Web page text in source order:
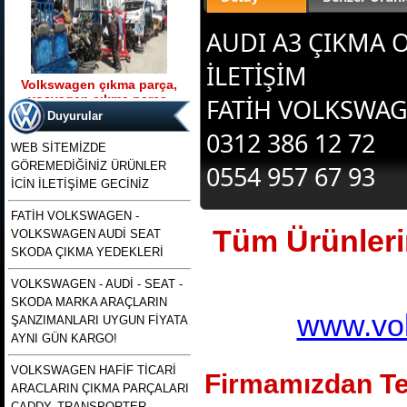
Volkswagen çıkma parça,
vosvagen çıkma parça,
wosvagen çıkma parça,
woswagen çıkma parça, vw
çıkma p
Ürün Kodu : t5 kasa transporter 2500 tdı
130 beygirlik çıkma motor
t5 kasa transporter 2500 tdı
130 beygirlik çıkma motor
2000 2001 2002 modellere uyumlu
çıkma merkezi kilit pompası , polo
merkezi kilit motoru, polo classıc ve
heşbekler icin merkezi kilit kontrol
pompası
Duyurular
WEB SİTEMİZDE
GÖREMEDİĞİNİZ ÜRÜNLER
İCİN İLETİŞİME GECİNİZ
FATİH VOLKSWAGEN -
VOLKSWAGEN AUDİ SEAT
SKODA ÇIKMA YEDEKLERİ
VOLKSWAGEN - AUDİ - SEAT -
SKODA MARKA ARAÇLARIN
ŞANZIMANLARI UYGUN FİYATA
AYNI GÜN KARGO!
VOLKSWAGEN HAFİF TİCARİ
ARACLARIN ÇIKMA PARÇALARI
AUDI A3 ÇIKMA
İLETİŞİM
FATİH
0312 386 12 72
0554 957 67 93
Tüm
Firmamızdan